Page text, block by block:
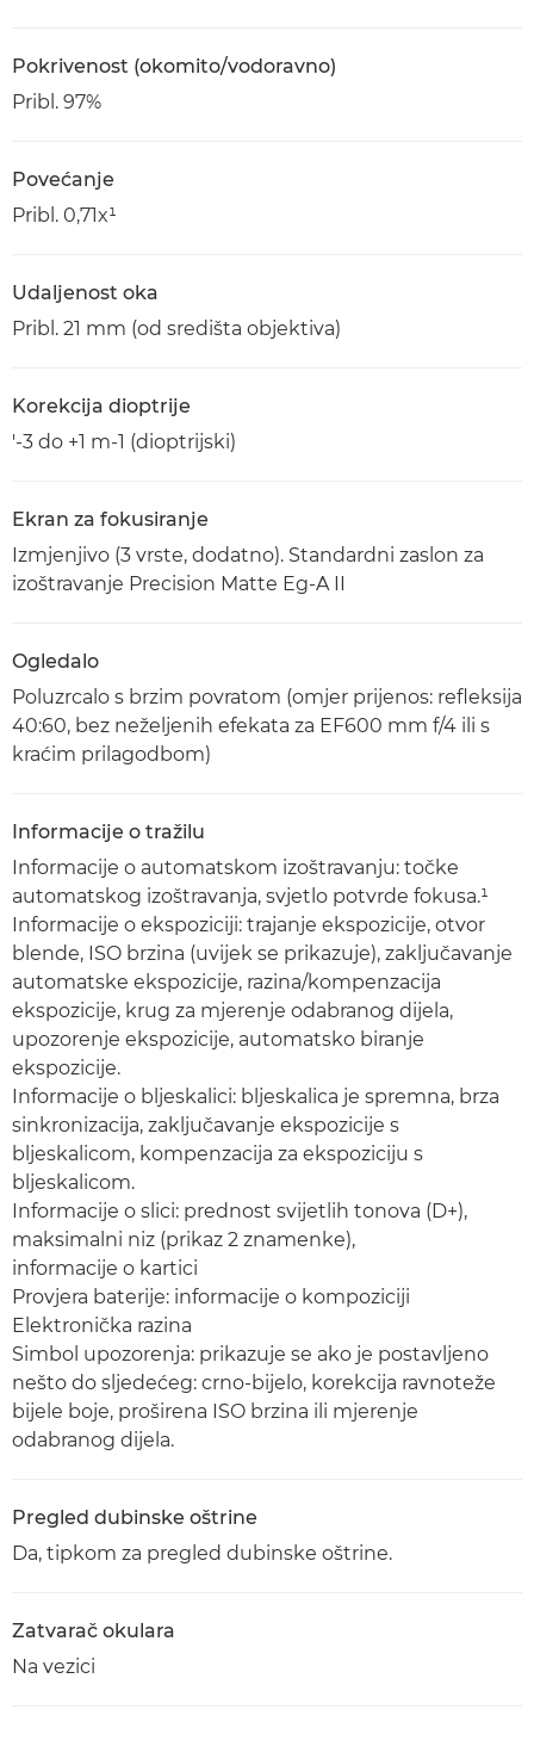
Pokrivenost (okomito/vodoravno)
Pribl. 97%
Povećanje
Pribl. 0,71x¹
Udaljenost oka
Pribl. 21 mm (od središta objektiva)
Korekcija dioptrije
'-3 do +1 m-1 (dioptrijski)
Ekran za fokusiranje
Izmjenjivo (3 vrste, dodatno). Standardni zaslon za
izoštravanje Precision Matte Eg-A II
Ogledalo
Poluzrcalo s brzim povratom (omjer prijenos: refleksija
40:60, bez neželjenih efekata za EF600 mm f/4 ili s
kraćim prilagodbom)
Informacije o tražilu
Informacije o automatskom izoštravanju: točke
automatskog izoštravanja, svjetlo potvrde fokusa.¹
Informacije o ekspoziciji: trajanje ekspozicije, otvor
blende, ISO brzina (uvijek se prikazuje), zaključavanje
automatske ekspozicije, razina/kompenzacija
ekspozicije, krug za mjerenje odabranog dijela,
upozorenje ekspozicije, automatsko biranje
ekspozicije.
Informacije o bljeskalici: bljeskalica je spremna, brza
sinkronizacija, zaključavanje ekspozicije s
bljeskalicom, kompenzacija za ekspoziciju s
bljeskalicom.
Informacije o slici: prednost svijetlih tonova (D+),
maksimalni niz (prikaz 2 znamenke),
informacije o kartici
Provjera baterije: informacije o kompoziciji
Elektronička razina
Simbol upozorenja: prikazuje se ako je postavljeno
nešto do sljedećeg: crno-bijelo, korekcija ravnoteže
bijele boje, proširena ISO brzina ili mjerenje
odabranog dijela.
Pregled dubinske oštrine
Da, tipkom za pregled dubinske oštrine.
Zatvarač okulara
Na vezici